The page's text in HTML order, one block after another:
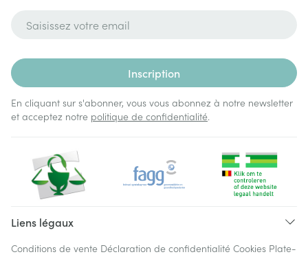
Inscription
En cliquant sur s'abonner, vous vous abonnez à notre newsletter
et acceptez notre politique de confidentialité.
Liens légaux
Conditions de vente Déclaration de confidentialité Cookies Plate-